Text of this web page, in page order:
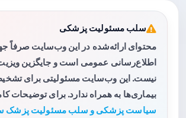
سلب مسئولیت پزشکی
محتوای ارائه‌شده در این وب‌سایت صرفاً
اطلاع‌رسانی عمومی است و جایگزین
نیست. این وب‌سایت مسئولیتی برای
بیماری‌ها به همراه ندارد. برای توضیحات
سیاست پزشکی و سلب مسئولیت پزشک